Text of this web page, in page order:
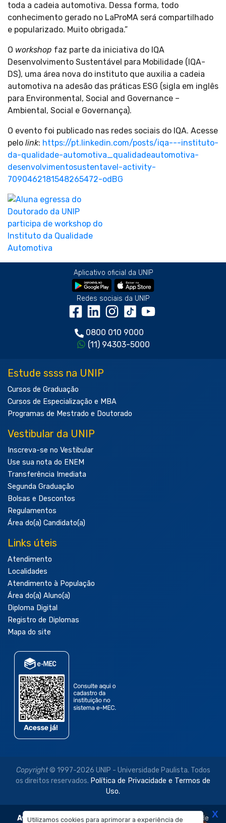
Utilizamos cookies para aprimorar a experiência de
toda a cadeia automotiva. Dessa forma, todo
conhecimento gerado no LaProMA será compartilhado
e popularizado. Muito obrigada.”
O workshop faz parte da iniciativa do IQA
Desenvolvimento Sustentável para Mobilidade (IQA-
DS), uma área nova do instituto que auxilia a cadeia
automotiva na adesão das práticas ESG (sigla em inglês
para Environmental, Social and Governance –
Ambiental, Social e Governança).
O evento foi publicado nas redes sociais do IQA. Acesse
pelo link: https://pt.linkedin.com/posts/iqa---instituto-
da-qualidade-automotiva_qualidadeautomotiva-
desenvolvimentosustentavel-activity-
7090462181548265472-odBG
Aplicativo oficial da UNIP
Redes sociais da UNIP
0800 010 9000
(11) 94303-5000
Estude ssss na UNIP
Cursos de Graduação
Cursos de Especialização e MBA
Programas de Mestrado e Doutorado
Vestibular da UNIP
Inscreva-se no Vestibular
Use sua nota do ENEM
Transferência Imediata
Segunda Graduação
Bolsas e Descontos
Regulamentos
Área do(a) Candidato(a)
Links úteis
Atendimento
Localidades
Atendimento à População
Área do(a) Aluno(a)
Diploma Digital
Registro de Diplomas
Mapa do site
Copyright© 1997-2026 UNIP - Universidade Paulista. Todos
os direitos reservados. Política de Privacidade e Termos de
Uso.
Aviso Legal: As imagens disponibilizadas neste site são de X